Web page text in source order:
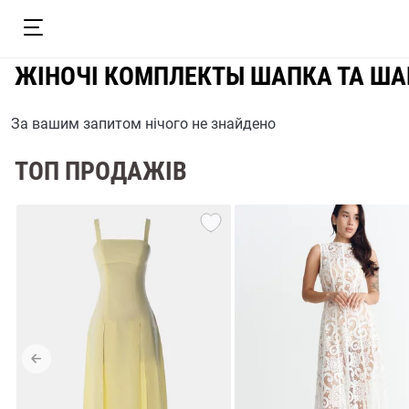
ЖІНОЧІ КОМПЛЕКТЫ ШАПКА ТА
За вашим запитом нічого не знайдено
ТОП ПРОДАЖІВ